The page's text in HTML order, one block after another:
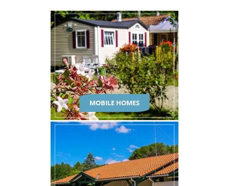
MOBILE HOMES